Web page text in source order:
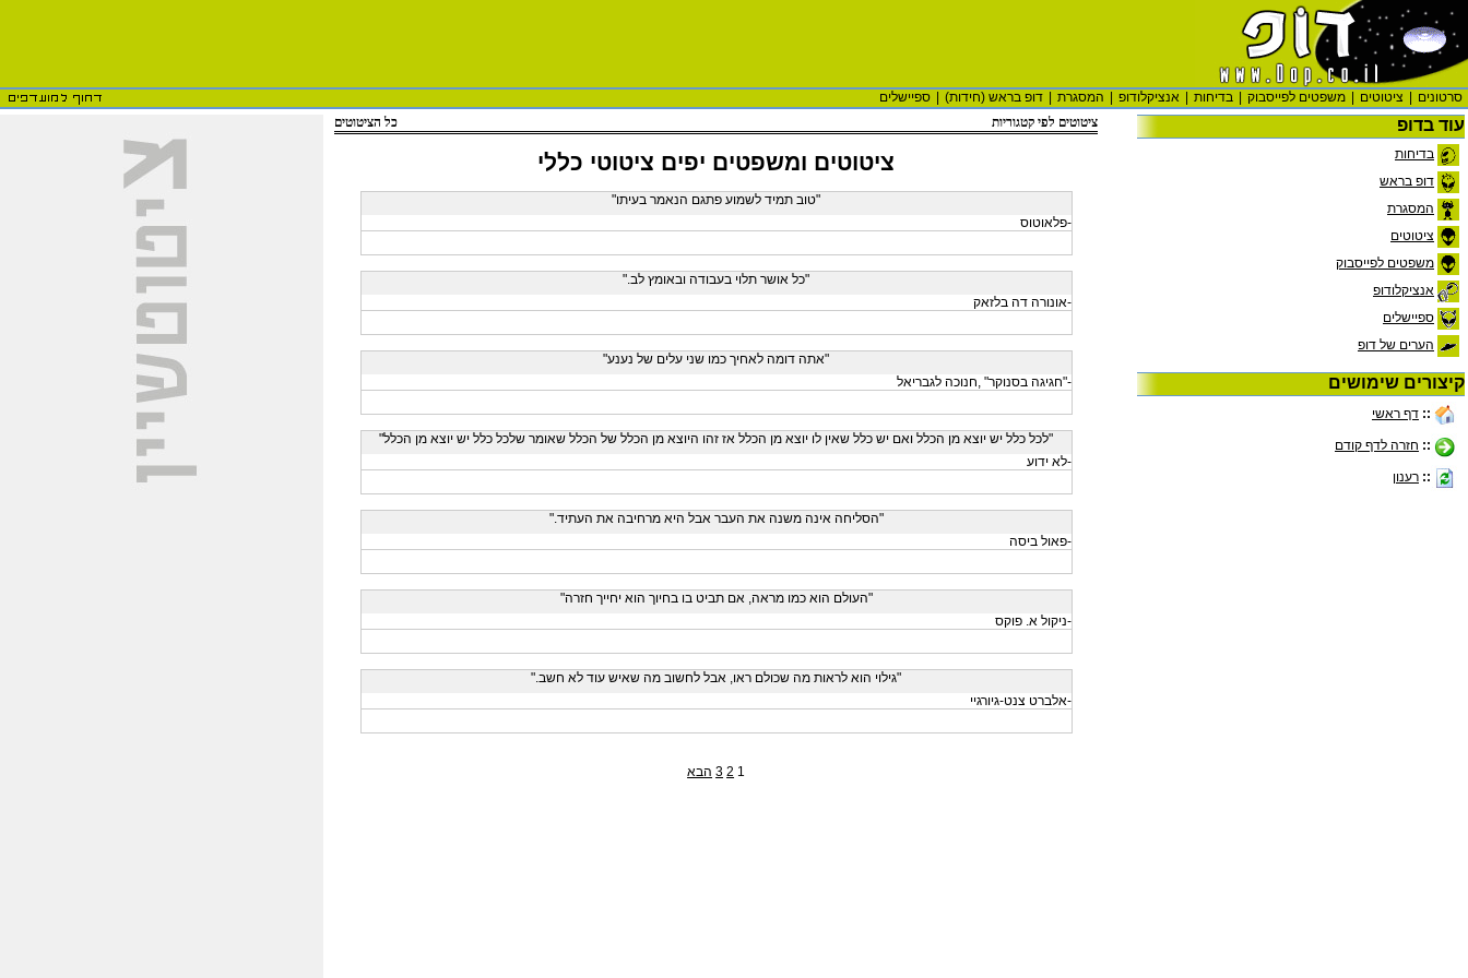
סרטונים ציטוטים משפטים לפייסבוק בדיחות אנציקלודופ המסגרת דופ בראש (חידות) ספיישלים
עוד בדופ
בדיחות
דופ בראש
המסגרת
ציטוטים
משפטים לפייסבוק
אנציקלודופ
ספיישלים
הערים של דופ
קיצורים שימושים
:: דף ראשי
:: חזרה לדף קודם
:: רענון
ציטוטים לפי קטגוריות כל הציטוטים
ציטוטים ומשפטים יפים ציטוטי כללי
"טוב תמיד לשמוע פתגם הנאמר בעיתו"
-פלאוטוס
"כל אושר תלוי בעבודה ובאומץ לב."
-אונורה דה בלזאק
"אתה דומה לאחיך כמו שני עלים של נענע"
-"חגיגה בסנוקר" ,חנוכה לגבריאל
"לכל כלל יש יוצא מן הכלל ואם יש כלל שאין לו יוצא מן הכלל אז זהו היוצא מן הכלל של הכלל שאומר שלכל כלל יש יוצא מן הכלל"
-לא ידוע
"הסליחה אינה משנה את העבר אבל היא מרחיבה את העתיד."
-פאול ביסה
"העולם הוא כמו מראה, אם תביט בו בחיוך הוא יחייך חזרה"
-ניקול א. פוקס
"גילוי הוא לראות מה שכולם ראו, אבל לחשוב מה שאיש עוד לא חשב."
-אלברט צנט-גיורגיי
1
2
3 הבא